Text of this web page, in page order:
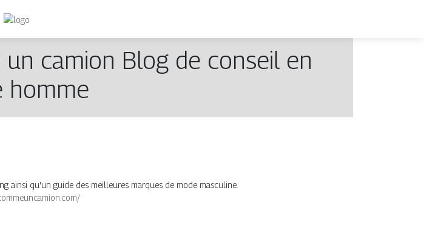
camion Blog de conseil en
homme
ainsi qu'un guide des meilleures marques de mode masculine.